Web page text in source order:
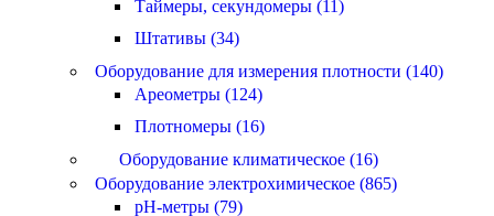
Таймеры, секундомеры (11)
Штативы (34)
Оборудование для измерения плотности (140)
Ареометры (124)
Плотномеры (16)
Оборудование климатическое (16)
Оборудование электрохимическое (865)
pH-метры (79)